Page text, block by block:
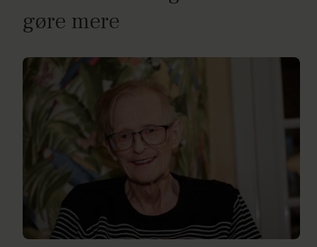
gøre mere